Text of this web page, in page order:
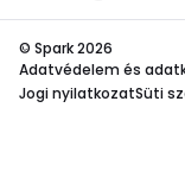
© Spark 2026
Adatvédelem és
Jogi nyilatkozatSüti